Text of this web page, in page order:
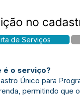
no
de Serviços
é o serviço?
Único para
permitindo que